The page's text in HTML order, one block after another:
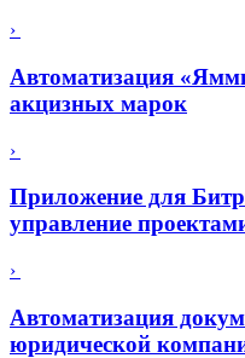
›
Автоматизация
акцизных марок
›
Приложение для
управление
›
Автоматизация
юридической